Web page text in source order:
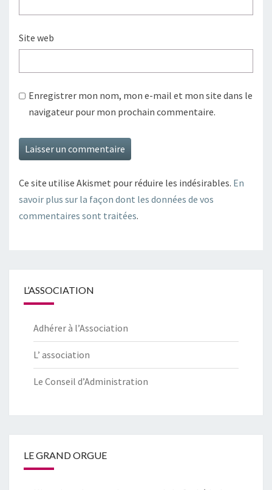
Site web
Enregistrer mon nom, mon e-mail et mon site dans le
navigateur pour mon prochain commentaire.
Ce site utilise Akismet pour réduire les indésirables. En
savoir plus sur la façon dont les données de vos
commentaires sont traitées.
L’ASSOCIATION
Adhérer à l’Association
L’ association
Le Conseil d’Administration
LE GRAND ORGUE